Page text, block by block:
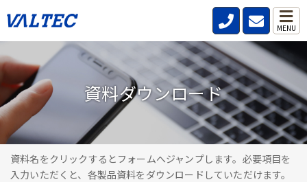
MENU
資料ダウンロード
資料名をクリックするとフォームへジャンプします。必要項目を
入力いただくと、各製品資料をダウンロードしていただけます。